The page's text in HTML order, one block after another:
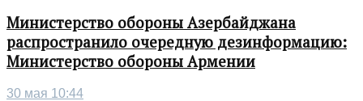
Министерство обороны Азербайджана
распространило очередную дезинформацию:
Министерство обороны Армении
30 мая 10:44